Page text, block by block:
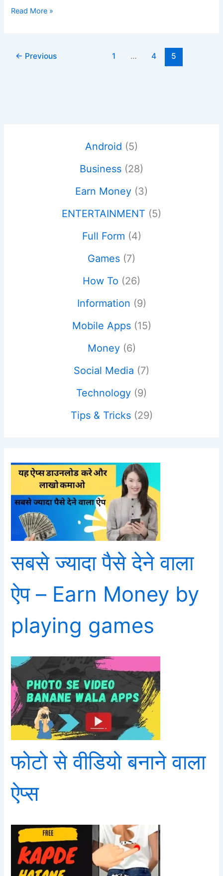
10+
aur
Read More »
← Previous 1 … 4 5
Android (5)
Business (28)
Earn Money (3)
ENTERTAINMENT (5)
Full Form (4)
Games (7)
How To (26)
Information (9)
Mobile Apps(15)
Money(6)
Social Media (7)
Technology (9)
Tips & Tricks(29)
सबसे ज्यादा पैसे देने वाला
ऐप – Earn Money by
playing games
फोटो से वीडियो बनाने वाला
ऐप्स